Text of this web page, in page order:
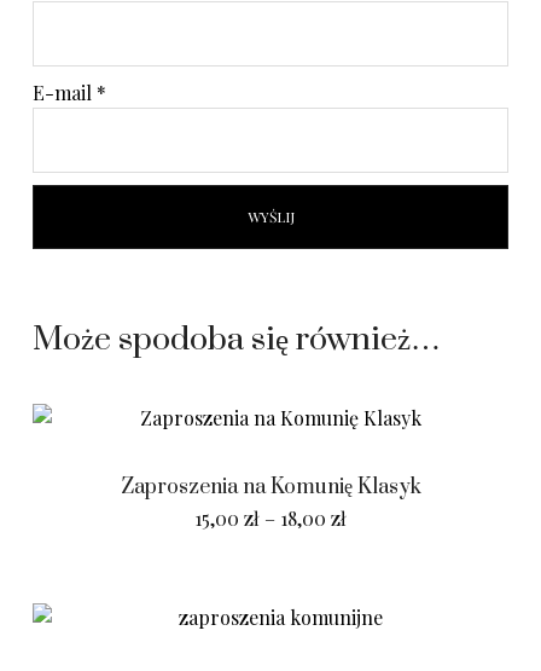
E-mail *
Może spodoba się również…
Zaproszenia na Komunię Klasyk
15,00 zł – 18,00 zł